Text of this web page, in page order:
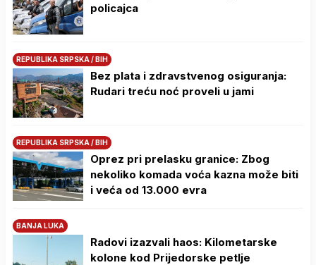
policajca
REPUBLIKA SRPSKA / BIH
Bez plata i zdravstvenog osiguranja:
Rudari treću noć proveli u jami
REPUBLIKA SRPSKA / BIH
Oprez pri prelasku granice: Zbog
nekoliko komada voća kazna može biti
i veća od 13.000 evra
BANJA LUKA
Radovi izazvali haos: Kilometarske
kolone kod Prijedorske petlje